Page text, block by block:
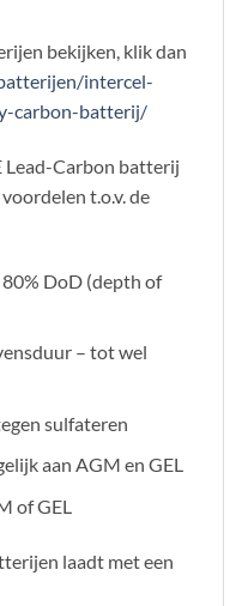
bekijken, klik dan
intercel-
carbon-batterij/
Lead-Carbon batterij
t.o.v. de
DoD (depth of
– tot wel
sulfateren
aan AGM en GEL
of GEL
laadt met een